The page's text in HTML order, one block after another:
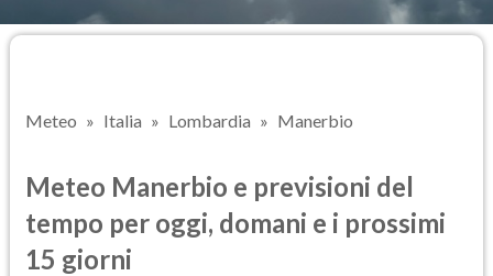
Meteo Italia Lombardia Manerbio
Meteo Manerbio e previsioni del
tempo per oggi, domani e i prossimi
15 giorni